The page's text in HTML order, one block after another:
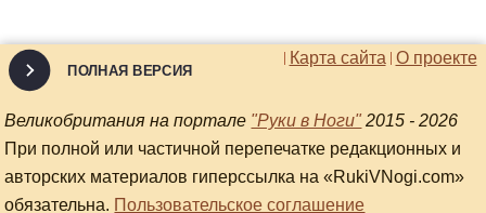
О проекте
Карта сайта
ПОЛНАЯ ВЕРСИЯ
Великобритания на портале "Руки в Ноги" 2015 - 2026
При полной или частичной перепечатке редакционных и
авторских материалов гиперссылка на «RukiVNogi.com»
обязательна. Пользовательское соглашение